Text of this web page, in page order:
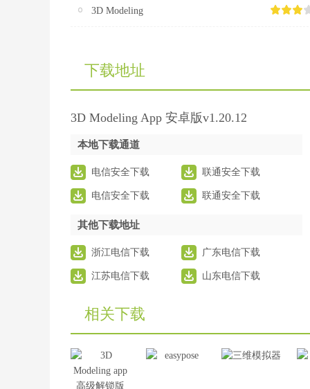
3D Modeling
下载地址
3D Modeling App 安卓版v1.20.12
本地下载通道
电信安全下载 联通安全下载
电信安全下载 联通安全下载
其他下载地址
浙江电信下载 广东电信下载
江苏电信下载 山东电信下载
相关下载